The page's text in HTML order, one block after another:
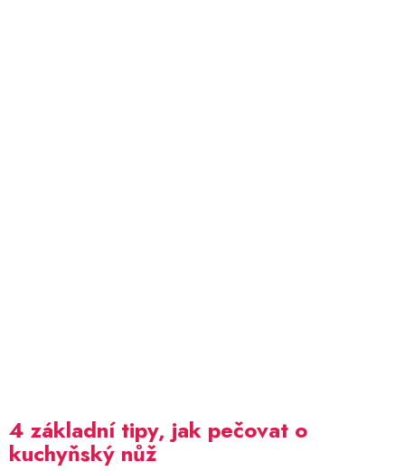
4 základní tipy, jak pečovat o
kuchyňský nůž